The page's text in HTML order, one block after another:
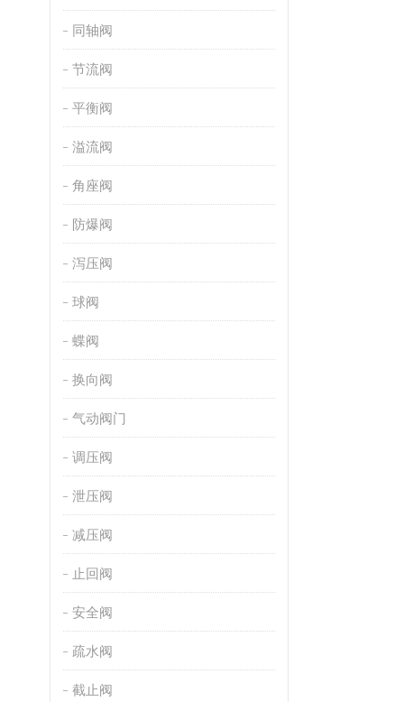
同轴阀
节流阀
平衡阀
溢流阀
角座阀
防爆阀
泻压阀
球阀
蝶阀
换向阀
气动阀门
调压阀
泄压阀
减压阀
止回阀
安全阀
疏水阀
截止阀